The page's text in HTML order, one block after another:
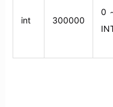
int 300000
0